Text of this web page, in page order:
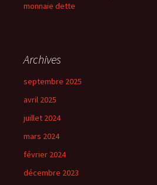
monnaie dette
Archives
septembre 2025
avril 2025
juillet 2024
mars 2024
février 2024
décembre 2023